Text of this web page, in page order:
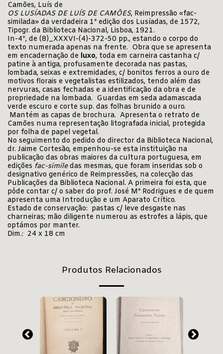
Camões, Luís de
OS LUSÍADAS DE LUÍS DE CAMÕES, Reimpressão «fac-
similada» da verdadeira 1ª edição dos Lusíadas, de 1572,
Tipogr. da Biblioteca Nacional, Lisboa, 1921.
In-4º, de (8)_XXXVI-(4)-372-50 pp., estando o corpo do
texto numerada apenas na frente. Obra que se apresenta
em encadernação de luxo, toda em carneira castanha c/
patine à antiga, profusamente decorada nas pastas,
lombada, seixas e extremidades, c/ bonitos ferros a ouro de
motivos florais e vegetalistas estilizados, tendo além das
nervuras, casas fechadas e a identificação da obra e de
propriedade na lombada. Guardas em seda adamascada
verde escuro e corte sup. das folhas brunido a ouro.
Mantém as capas de brochura. Apresenta o retrato de
Camões numa representação litografada inicial, protegida
por folha de papel vegetal.
No seguimento do pedido do director da Biblioteca Nacional,
dr. Jaime Cortesão, empenhou-se esta instituição na
publicação das obras maiores da cultura portuguesa, em
edições fac-similedas mesmas, que foram inseridas sob o
designativo genérico de Reimpressões, na colecção das
Publicações da Biblioteca Nacional. A primeira foi esta, que
pôde contar c/ o saber do prof. José Mª Rodrigues e de quem
apresenta uma Introdução e um Aparato Crítico.
Estado de conservação: pastas c/ leve desgaste nas
charneiras; mão diligente numerou as estrofes a lápis, que
optámos por manter.
Dim.: 24 x 18 cm
Produtos Relacionados